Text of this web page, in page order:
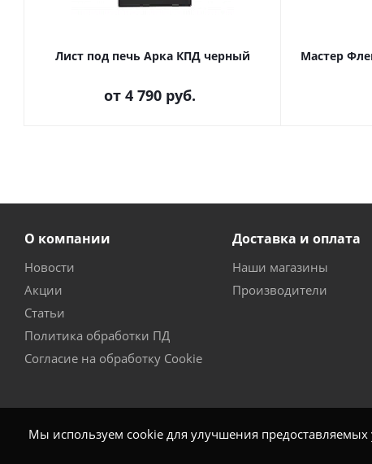
Мы используем cookie для улучшения предоставляемых
Лист под печь Арка КПД черный
от 4 790 руб.
Мастер
О компании
Новости
Акции
Статьи
Политика обработки ПД
Согласие на обработку Cookie
Доставка и оплата
Наши магазины
Производители